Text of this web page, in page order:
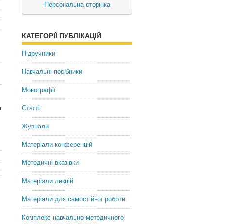
доктор политических наук,
профессор,
Полномочный Посол Украины
Dmytro Tkach
Doctor of Political Sciences,
Ambassador Extraordinary and
Персональна сторінка
КАТЕГОРІЇ ПУБЛІКАЦІЙ
Підручники
Навчальні посібники
Монографії
Статті
Журнали
Матеріали конференцій
Методичні вказівки
Матеріали лекцій
Матеріали для самостійної роботи
Комплекс навчально-методичного